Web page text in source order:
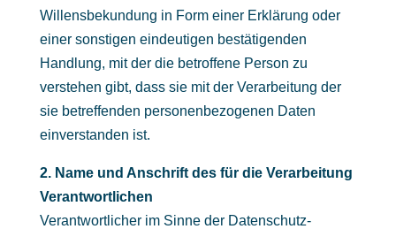
Willensbekundung in Form einer Erklärung oder
einer sonstigen eindeutigen bestätigenden
Handlung, mit der die betroffene Person zu
verstehen gibt, dass sie mit der Verarbeitung der
sie betreffenden personenbezogenen Daten
einverstanden ist.
2. Name und Anschrift des für die Verarbeitung
Verantwortlichen
Verantwortlicher im Sinne der Datenschutz-